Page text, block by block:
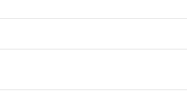
60-dagen retour- en omruilbeleid.